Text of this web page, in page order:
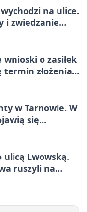
na ulice.
i zwiedzanie
o zasiłek
termin złożenia
w Tarnowie. W
się
ulicą Lwowską.
ruszyli na